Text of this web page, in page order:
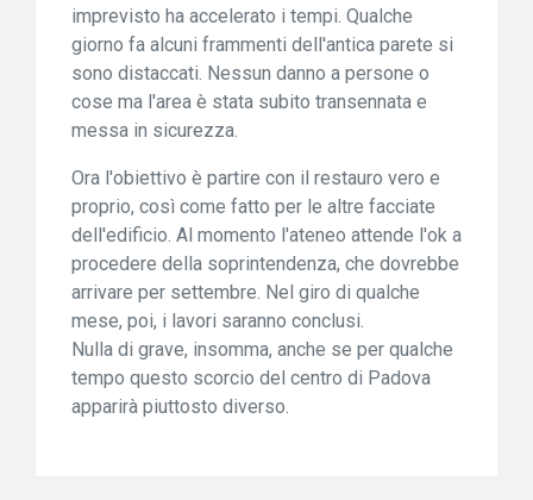
imprevisto ha accelerato i tempi. Qualche
giorno fa alcuni frammenti dell'antica parete si
sono distaccati. Nessun danno a persone o
cose ma l'area è stata subito transennata e
messa in sicurezza.
Ora l'obiettivo è partire con il restauro vero e
proprio, così come fatto per le altre facciate
dell'edificio. Al momento l'ateneo attende l'ok a
procedere della soprintendenza, che dovrebbe
arrivare per settembre. Nel giro di qualche
mese, poi, i lavori saranno conclusi.
Nulla di grave, insomma, anche se per qualche
tempo questo scorcio del centro di Padova
apparirà piuttosto diverso.